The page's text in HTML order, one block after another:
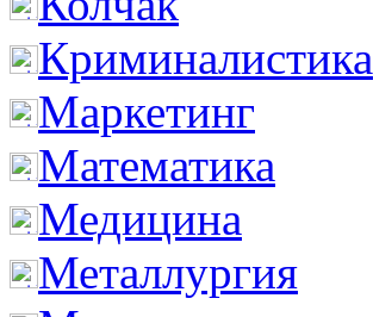
Криминалистика
Маркетинг
Математика
Медицина
Металлургия